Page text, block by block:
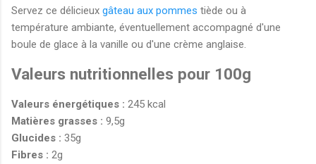
Servez ce délicieux gâteau aux pommes tiède ou à
température ambiante, éventuellement accompagné d'une
boule de glace à la vanille ou d'une crème anglaise.
Valeurs nutritionnelles pour 100g
Valeurs énergétiques : 245 kcal
Matières grasses : 9,5g
Glucides : 35g
Fibres : 2g